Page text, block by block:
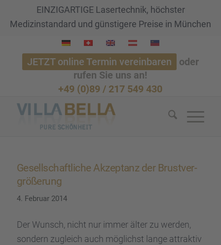
EINZIGARTIGE Lasertechnik, höchster
Medizinstandard und günstigere Preise in München
JETZT online Termin vereinbaren
oder
rufen Sie uns an!
+49 (0)89 / 217 549 430
Gesell­schaft­li­che Akzep­tanz der Brust­ver­
grö­ße­rung
4. Februar 2014
Der Wunsch, nicht nur immer älter zu werden,
sondern zugleich auch möglichst lange attrak­tiv